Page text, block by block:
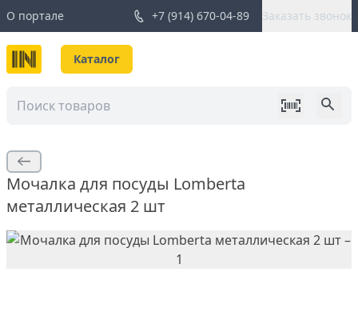
О портале +7 (914) 670-04-89 Заказать звонок
Каталог
Мочалка для посуды Lomberta
металлическая 2 шт